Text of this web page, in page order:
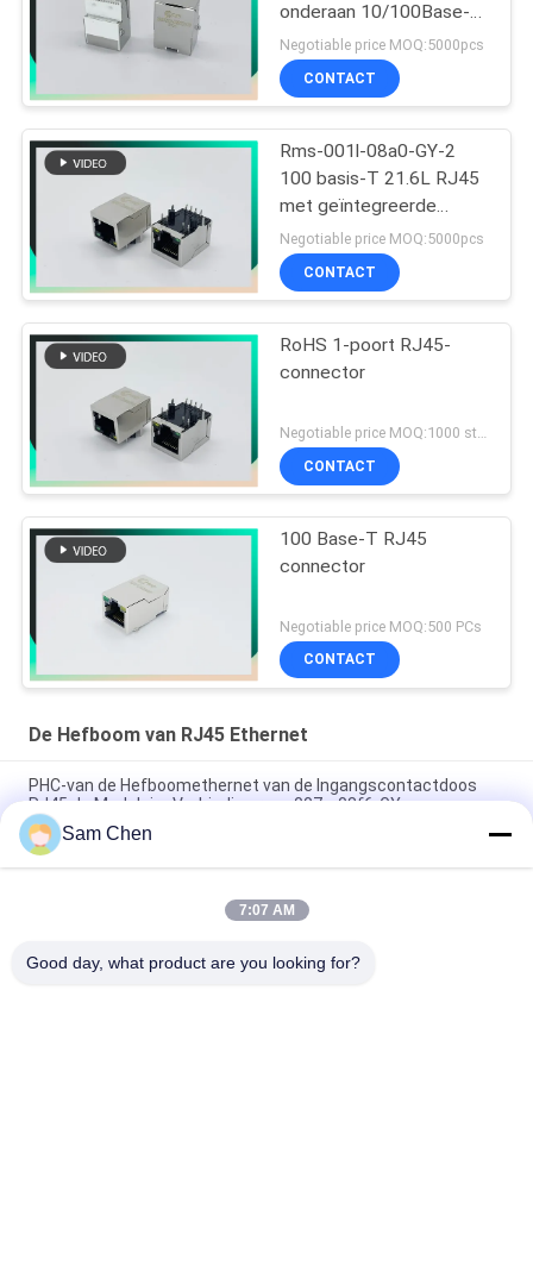
onderaan 10/100Base-t
MIC26023-5134W-LF3
PHCONN
Negotiable price MOQ:5000pcs
CONTACT
Rms-001l-08a0-GY-2
100 basis-T 21.6L RJ45
met geïntegreerde
magnetics met G/Y LEDs
Negotiable price MOQ:5000pcs
CONTACT
RoHS 1-poort RJ45-
connector
CONTACT
100 Base-T RJ45
connector
Negotiable price MOQ:500 PCs
CONTACT
De Hefboom van RJ45 Ethernet
PHC-van de Hefboomethernet van de Ingangscontactdoos
RJ45 de Modulaire Verbinding rms-007c-08f6-GY
Magnetische RJ45 Ethernet Jack RMA-392G-160F13-22 2 x 8
Haven PBT
Witte Vrouwelijke de Hefboom8p8c Enige Haven die van RJ45
Sam Chen
7:07 AM
Good day, what product are you looking for?